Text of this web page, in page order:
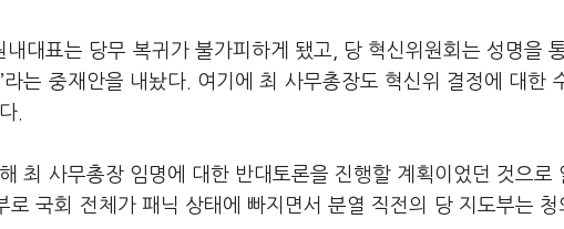
내대표는 당무 복귀가 불가피하게 됐고, 당 혁신위원회는 성명을
는 중재안을 내놨다. 여기에 최 사무총장도 혁신위 결정에 대한
.
최 사무총장 임명에 대한 반대토론을 진행할 계획이었던 것으로
국회 전체가 패닉 상태에 빠지면서 분열 직전의 당 지도부는 청